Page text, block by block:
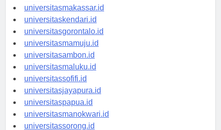
universitaspalu.id
universitasmakassar.id
universitaskendari.id
universitasgorontalo.id
universitasmamuju.id
universitasambon.id
universitasmaluku.id
universitassofifi.id
universitasjayapura.id
universitaspapua.id
universitasmanokwari.id